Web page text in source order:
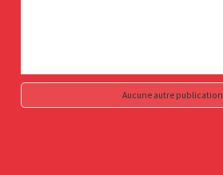
Aucune autre publication